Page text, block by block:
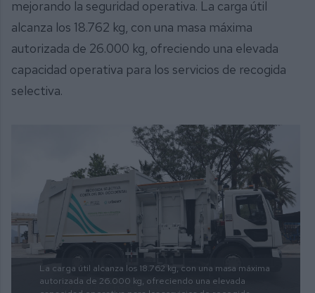
mejorando la seguridad operativa. La carga útil
alcanza los 18.762 kg, con una masa máxima
autorizada de 26.000 kg, ofreciendo una elevada
capacidad operativa para los servicios de recogida
selectiva.
La carga útil alcanza los 18.762 kg, con una masa máxima
autorizada de 26.000 kg, ofreciendo una elevada